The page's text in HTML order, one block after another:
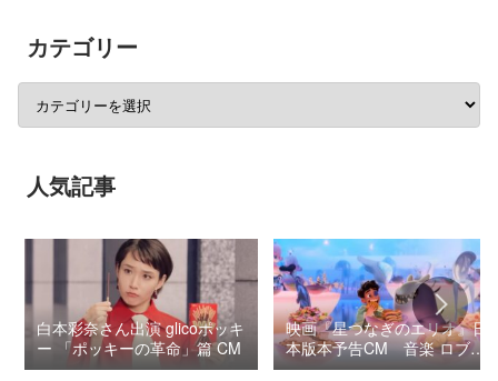
カテゴリー
人気記事
白本彩奈さん出演 glicoポッキ
ー 「ポッキーの革命」篇 CM
映画『星つなぎのエリオ』日
本版本予告CM 音楽 ロブ・
シモンセン /